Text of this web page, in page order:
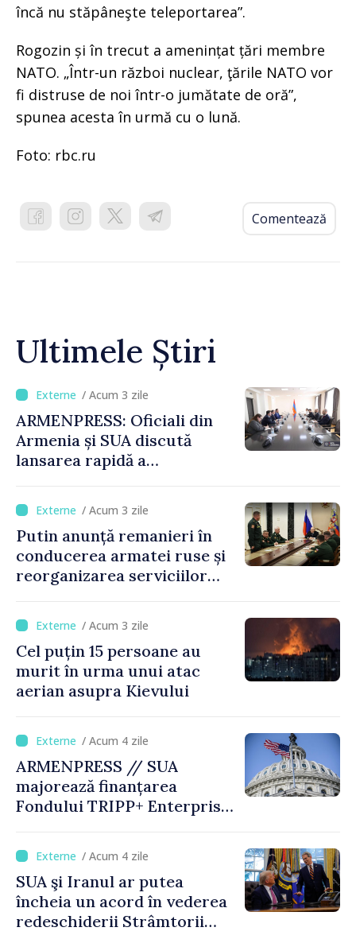
încă nu stăpâneşte teleportarea”.
Rogozin și în trecut a amenințat țări membre
NATO. „Într-un război nuclear, ţările NATO vor
fi distruse de noi într-o jumătate de oră”,
spunea acesta în urmă cu o lună.
Foto: rbc.ru
Comentează
Ultimele Știri
/ Acum 3 zile
ARMENPRESS: Oficiali din
Armenia și SUA discută
lansarea rapidă a
/ Acum 3 zile
Putin anunță remanieri în
conducerea armatei ruse și
reorganizarea serviciilor
/ Acum 3 zile
Cel puțin 15 persoane au
murit în urma unui atac
aerian asupra Kievului
/ Acum 4 zile
ARMENPRESS // SUA
majorează finanțarea
Fondului TRIPP+ Enterprise
milioane de dolari
/ Acum 4 zile
SUA şi Iranul ar putea
încheia un acord în vederea
redeschiderii Strâmtorii